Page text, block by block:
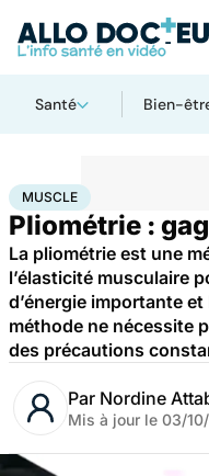
Santé Bien-
AccueilBien-être
MUSCLE
Pliométrie :
La pliométrie est une
l’élasticité musculaire
d’énergie importante
méthode ne nécessite
des précautions
Par Nordine
Mis à jour le 03/